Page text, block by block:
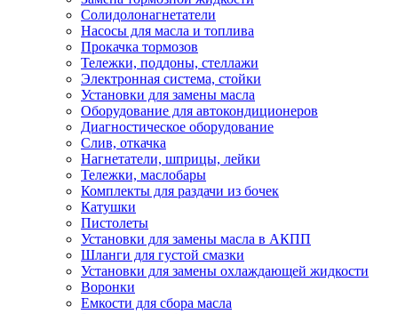
Солидолонагнетатели
Насосы для масла и топлива
Прокачка тормозов
Тележки, поддоны, стеллажи
Электронная система, стойки
Установки для замены масла
Оборудование для автокондиционеров
Диагностическое оборудование
Слив, откачка
Нагнетатели, шприцы, лейки
Тележки, маслобары
Комплекты для раздачи из бочек
Катушки
Пистолеты
Установки для замены масла в АКПП
Шланги для густой смазки
Установки для замены охлаждающей жидкости
Воронки
Емкости для сбора масла